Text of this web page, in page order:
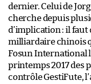
dernier. Celui de
cherche depuis
d’implication : il faut
milliardaire chinois
Fosun International
printemps 2017 des
contrôle GestiFute,